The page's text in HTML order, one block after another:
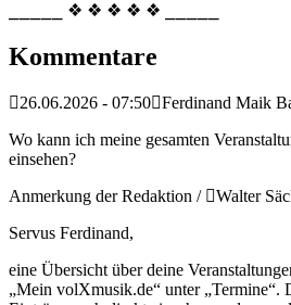
⎯⎯⎯⎯⎯ ❖ ❖ ❖ ❖ ❖ ⎯⎯⎯⎯⎯
Kommentare
26.06.2026 - 07:50 Ferdinand Maik
Wo kann ich meine gesamten
einsehen?
Anmerkung der Redaktion /
Walter
Servus Ferdinand,
eine Übersicht über deine
„Mein volXmusik.de“ unter „Termine“.